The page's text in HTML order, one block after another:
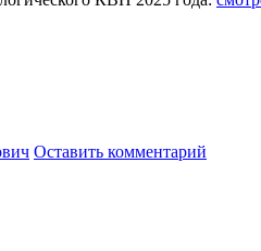
Оставить комментарий